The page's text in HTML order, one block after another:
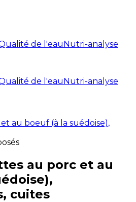
de l'eauNutri-analyse
de l'eauNutri-analyse
au boeuf (à la suédoise),
au porc et au
cuites